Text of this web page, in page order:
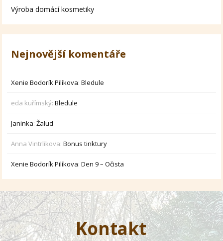
Výroba domácí kosmetiky
Nejnovější komentáře
Xenie Bodorík Pilíkova:Bledule
eda kuřímský:Bledule
Janinka:Žalud
Anna Vintrlikova:Bonus tinktury
Xenie Bodorík Pilíkova:Den 9 – Očista
Kontakt